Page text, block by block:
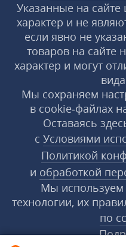
Указанные на
характер и не
если явно не
товаров на сайте
характер и могут
Мы сохраняем
в cookie‑файлах
Оставаясь
с Условиями
Политикой
и обработкой
Мы используем
технологии, их
по